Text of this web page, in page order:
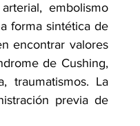
embolismo
forma sintética de
encontrar valores
de Cushing,
traumatismos. La
previa de